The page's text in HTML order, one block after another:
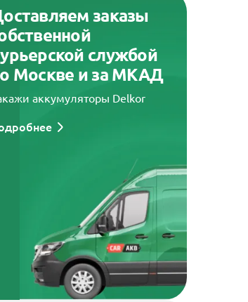
заказы
службой
Москве и за МКАД
аккумуляторы Delkor